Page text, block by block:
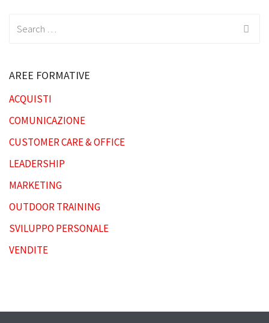
navigation
AREE FORMATIVE
ACQUISTI
COMUNICAZIONE
CUSTOMER CARE & OFFICE
LEADERSHIP
MARKETING
OUTDOOR TRAINING
SVILUPPO PERSONALE
VENDITE